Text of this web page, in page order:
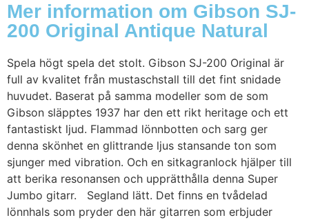
Mer information om Gibson SJ-
200 Original Antique Natural
Spela högt spela det stolt. Gibson SJ-200 Original är
full av kvalitet från mustaschstall till det fint snidade
huvudet. Baserat på samma modeller som de som
Gibson släpptes 1937 har den ett rikt heritage och ett
fantastiskt ljud. Flammad lönnbotten och sarg ger
denna skönhet en glittrande ljus stansande ton som
sjunger med vibration. Och en sitkagranlock hjälper till
att berika resonansen och upprätthålla denna Super
Jumbo gitarr. Segland lätt. Det finns en tvådelad
lönnhals som pryder den här gitarren som erbjuder